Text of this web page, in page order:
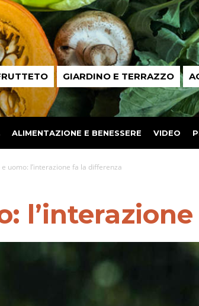
GIARDINO E TERRAZZO
ALIMENTAZIONE E BENESSERE VIDEO
e uomo: l’interazione fa la differenza